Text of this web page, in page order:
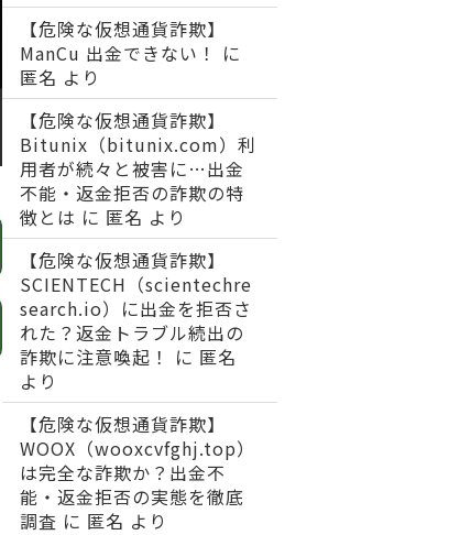
【危険な仮想通貨詐欺】
ManCu 出金できない！
に
匿名 より
【危険な仮想通貨詐欺】
Bitunix（bitunix.com）利
用者が続々と被害に…出金
不能・返金拒否の詐欺の特
徴とは に 匿名 より
【危険な仮想通貨詐欺】
SCIENTECH（scientechre
search.io）に出金を拒否さ
れた？返金トラブル続出の
詐欺に注意喚起！
に 匿名
より
【危険な仮想通貨詐欺】
WOOX（wooxcvfghj.top）
は完全な詐欺か？出金不
能・返金拒否の実態を徹底
調査 に 匿名 より